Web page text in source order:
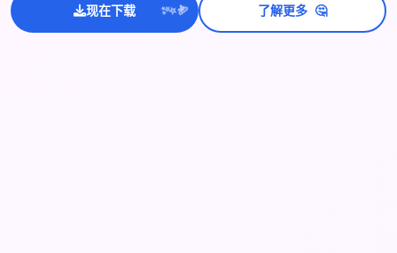
现在下载 ✨
⭐💫 了解更多 🤔